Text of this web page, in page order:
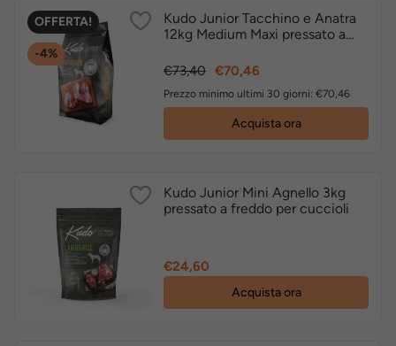
OFFERTA!
-4%
Kudo Junior Tacchino e Anatra
12kg Medium Maxi pressato a
Prezzo
€73,40 Prezzo
€70,46
Prezzo minimo ultimi 30 giorni: €70,46
Acquista ora
Kudo Junior Mini Agnello 3kg
pressato a freddo per cuccioli
Prezzo
€24,60
Acquista ora